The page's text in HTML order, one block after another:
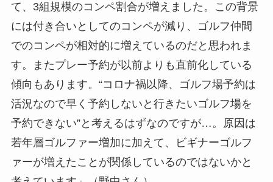
て、3組規模のコンペ割合が増えました。この背景
には付き合いとしてのコンペが減り、ゴルフ仲間
でのコンペが相対的に増えているのだと思われま
す。またプレー予約が以前よりも直前化している
傾向もあります。“コロナ禍以降、ゴルフ場予約は
活況なので早く予約しないと行きたいゴルフ場を
予約できない”と考えるはずなのですが…。原因は
若年層ゴルファー増加に加えて、ビギナーゴルフ
ァーが増えたことが関係しているのではないかと